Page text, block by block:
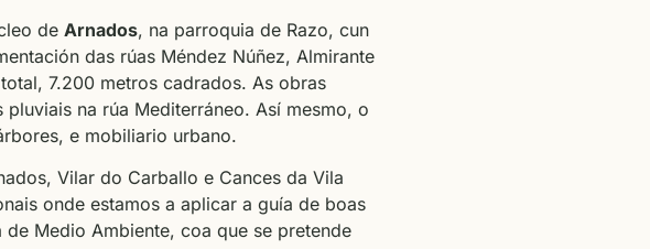
de Arnados, na parroquia de Razo, cun
das rúas Méndez Núñez, Almirante
7.200 metros cadrados. As obras
na rúa Mediterráneo. Así mesmo, o
e mobiliario urbano.
Vilar do Carballo e Cances da Vila
onde estamos a aplicar a guía de boas
Medio Ambiente, coa que se pretende